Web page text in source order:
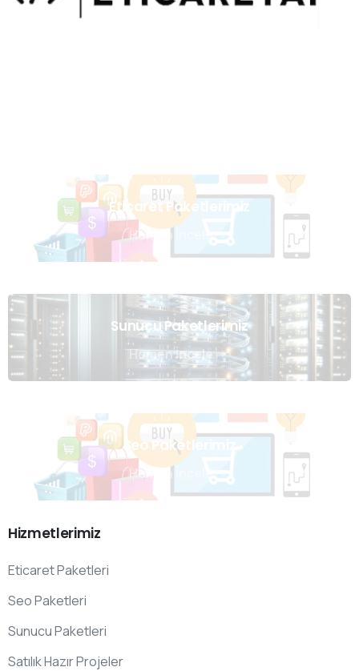
Eticaret Paketlerimiz
Hemen İncele
Sunucu Paketlerimiz
Hemen İncele
Seo Paketlerimiz
Hemen İncele
Hizmetlerimiz
Eticaret Paketleri
Seo Paketleri
Sunucu Paketleri
Satılık Hazır Projeler